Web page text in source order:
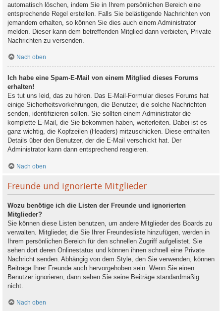
automatisch löschen, indem Sie in Ihrem persönlichen Bereich eine
entsprechende Regel erstellen. Falls Sie belästigende Nachrichten von
jemandem erhalten, so können Sie dies auch einem Administrator
melden. Dieser kann dem betreffenden Mitglied dann verbieten, Private
Nachrichten zu versenden.
Nach oben
Ich habe eine Spam-E-Mail von einem Mitglied dieses Forums
erhalten!
Es tut uns leid, das zu hören. Das E-Mail-Formular dieses Forums hat
einige Sicherheitsvorkehrungen, die Benutzer, die solche Nachrichten
senden, identifizieren sollen. Sie sollten einem Administrator die
komplette E-Mail, die Sie bekommen haben, weiterleiten. Dabei ist es
ganz wichtig, die Kopfzeilen (Headers) mitzuschicken. Diese enthalten
Details über den Benutzer, der die E-Mail verschickt hat. Der
Administrator kann dann entsprechend reagieren.
Nach oben
Freunde und ignorierte Mitglieder
Wozu benötige ich die Listen der Freunde und ignorierten
Mitglieder?
Sie können diese Listen benutzen, um andere Mitglieder des Boards zu
verwalten. Mitglieder, die Sie Ihrer Freundesliste hinzufügen, werden in
Ihrem persönlichen Bereich für den schnellen Zugriff aufgelistet. Sie
sehen dort deren Onlinestatus und können ihnen schnell eine Private
Nachricht senden. Abhängig von dem Style, den Sie verwenden, können
Beiträge Ihrer Freunde auch hervorgehoben sein. Wenn Sie einen
Benutzer ignorieren, dann sehen Sie seine Beiträge standardmäßig
nicht.
Nach oben